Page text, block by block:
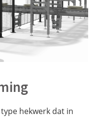
hekwerk dat in